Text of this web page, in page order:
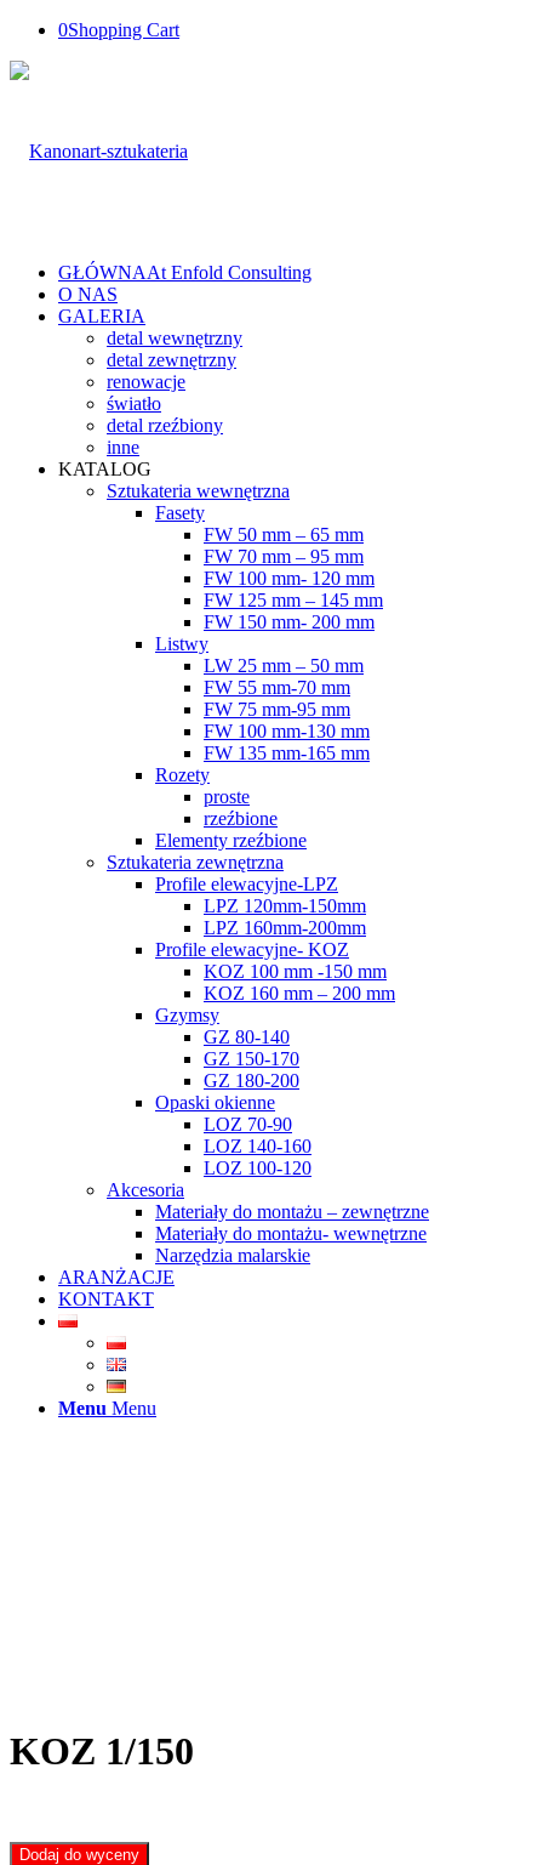
0Shopping Cart
GŁÓWNAAt Enfold Consulting
O NAS
GALERIA
detal wewnętrzny
detal zewnętrzny
renowacje
światło
detal rzeźbiony
inne
KATALOG
Sztukateria wewnętrzna
Fasety
FW 50 mm – 65 mm
FW 70 mm – 95 mm
FW 100 mm- 120 mm
FW 125 mm – 145 mm
FW 150 mm- 200 mm
Listwy
LW 25 mm – 50 mm
FW 55 mm-70 mm
FW 75 mm-95 mm
FW 100 mm-130 mm
FW 135 mm-165 mm
Rozety
proste
rzeźbione
Elementy rzeźbione
Sztukateria zewnętrzna
Profile elewacyjne-LPZ
LPZ 120mm-150mm
LPZ 160mm-200mm
Profile elewacyjne- KOZ
KOZ 100 mm -150 mm
KOZ 160 mm – 200 mm
Gzymsy
GZ 80-140
GZ 150-170
GZ 180-200
Opaski okienne
LOZ 70-90
LOZ 140-160
LOZ 100-120
Akcesoria
Materiały do montażu – zewnętrzne
Materiały do montażu- wewnętrzne
Narzędzia malarskie
ARANŻACJE
KONTAKT
Menu Menu
KOZ 1/150
Dodaj do wyceny